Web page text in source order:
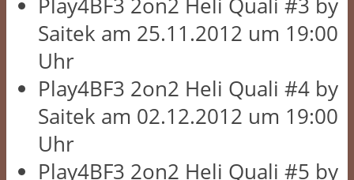
Play4BF3 2on2 Heli Quali #3 by
Saitek am 25.11.2012 um 19:00
Uhr
Play4BF3 2on2 Heli Quali #4 by
Saitek am 02.12.2012 um 19:00
Uhr
Play4BF3 2on2 Heli Quali #5 by